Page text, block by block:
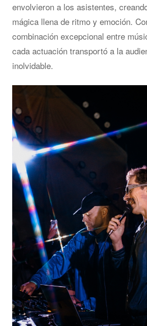
envolvieron a los asistentes,
mágica llena de ritmo y emoción.
combinación excepcional entre
cada actuación transportó a la
inolvidable.